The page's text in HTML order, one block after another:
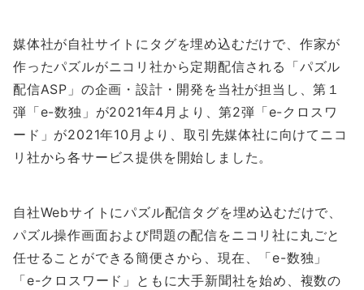
媒体社が自社サイトにタグを埋め込むだけで、作家が
作ったパズルがニコリ社から定期配信される「パズル
配信ASP」の企画・設計・開発を当社が担当し、第１
弾「e-数独」が2021年4月より、第2弾「e-クロスワ
ード」が2021年10月より、取引先媒体社に向けてニコ
リ社から各サービス提供を開始しました。
自社Webサイトにパズル配信タグを埋め込むだけで、
パズル操作画面および問題の配信をニコリ社に丸ごと
任せることができる簡便さから、現在、「e-数独」
「e-クロスワード」ともに大手新聞社を始め、複数の